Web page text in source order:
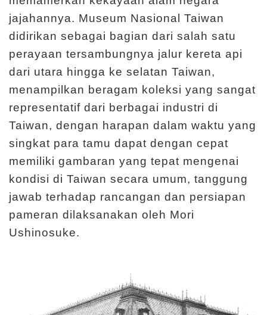
i
K
u
n
j
jajahannya. Museum Nasional Taiwan
didirikan sebagai bagian dari salah satu
perayaan tersambungnya jalur kereta api
dari utara hingga ke selatan Taiwan,
menampilkan beragam koleksi yang sangat
representatif dari berbagai industri di
Taiwan, dengan harapan dalam waktu yang
singkat para tamu dapat dengan cepat
memiliki gambaran yang tepat mengenai
kondisi di Taiwan secara umum, tanggung
jawab terhadap rancangan dan persiapan
pameran dilaksanakan oleh Mori
Ushinosuke.